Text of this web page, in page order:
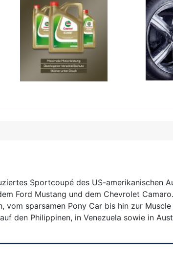
Sportcoupé des US-amerikanischen
Ford Mustang und dem Chevrolet
sparsamen Pony Car bis hin zur
den Philippinen, in Venezuela sowie in